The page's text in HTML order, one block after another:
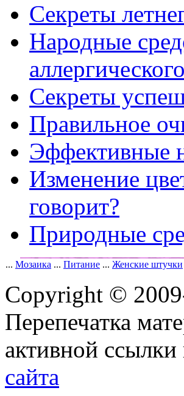
Секреты
Народные
Секреты
Правильное
Эффективные
Изменение
говорит?
Природные
... Мозаика ... Питание ... Женские штучки
Copyright ©
Перепечатка
активной
сайта